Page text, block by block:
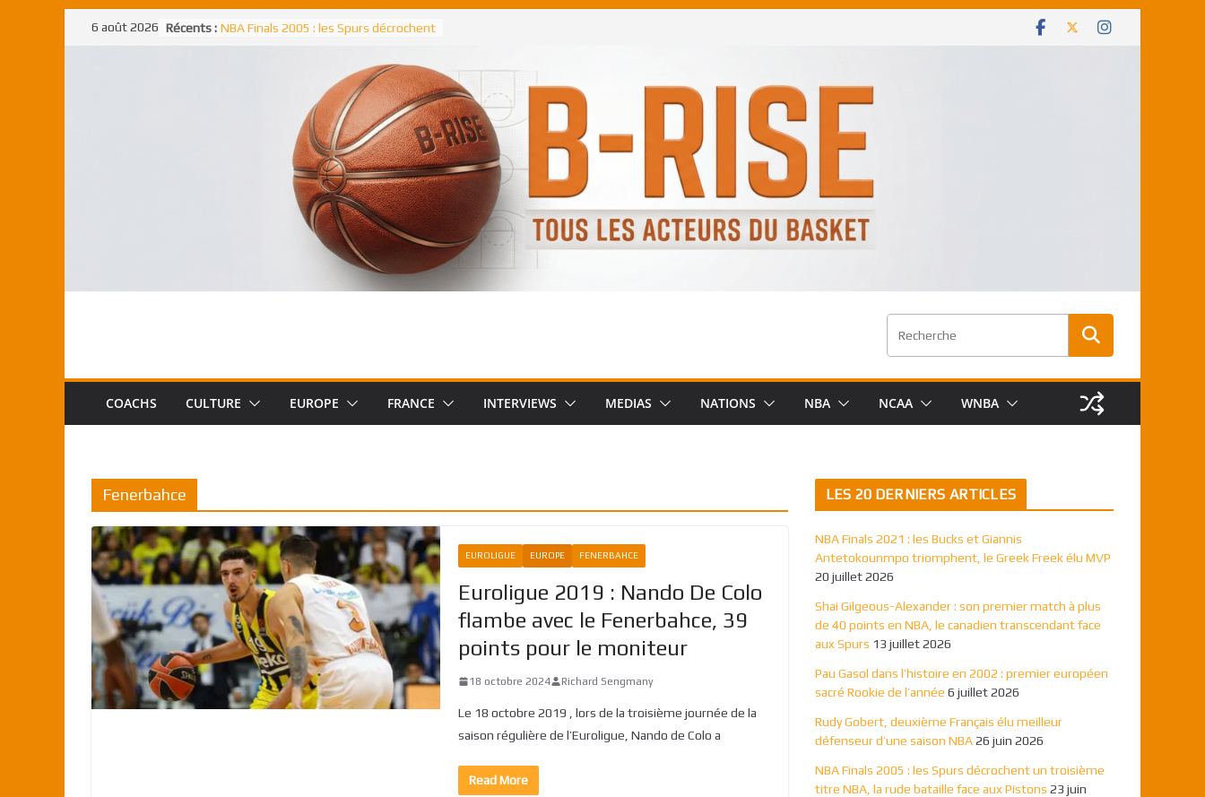
Passer6 août 2026 Récents : NBA Finals 2005 : les Spurs décrochent
NBA Finals 2021 : les Bucks et Giannis
Antetokounmpo triomphent, le Greek
Shai Gilgeous-Alexander : son premier
match à plus de 40 points en NBA, le
canadien transcendant face aux Spurs
Pau Gasol dans l’histoire en 2002 :
premier européen sacré Rookie de
Rudy Gobert, deuxième Français élu
meilleur défenseur d’une saison NBA
COACHS CULTURE EUROPE FRANCE INTERVIEWS MEDIAS NATIONS NBA NCAA WNBA
Fenerbahce
EUROLIGUE EUROPE FENERBAHCE
Euroligue 2019 : Nando De Colo
flambe avec le Fenerbahce, 39
points pour le moniteur
18 octobre 2024 Richard Sengmany
Le 18 octobre 2019 , lors de la troisième journée de la
saison régulière de l’Euroligue, Nando de Colo a
Read More
LES 20 DERNIERS ARTICLES
NBA Finals 2021 : les Bucks et Giannis
Antetokounmpo triomphent, le Greek Freek élu MVP
20 juillet 2026
Shai Gilgeous-Alexander : son premier match à plus
de 40 points en NBA, le canadien transcendant face
aux Spurs 13 juillet 2026
Pau Gasol dans l’histoire en 2002 : premier européen
sacré Rookie de l’année 6 juillet 2026
Rudy Gobert, deuxième Français élu meilleur
défenseur d’une saison NBA26 juin 2026
NBA Finals 2005 : les Spurs décrochent un troisième
titre NBA, la rude bataille face aux Pistons 23 juin